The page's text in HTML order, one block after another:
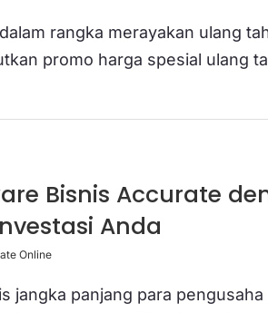
rangka merayakan ulang
promo harga spesial ulang
Bisnis Accurate
Anda
Online
jangka panjang para